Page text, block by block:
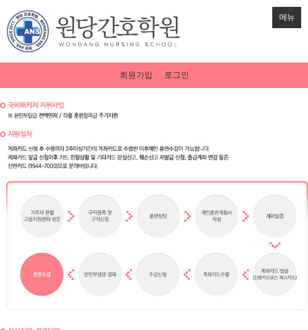
메뉴
회원가입 로그인